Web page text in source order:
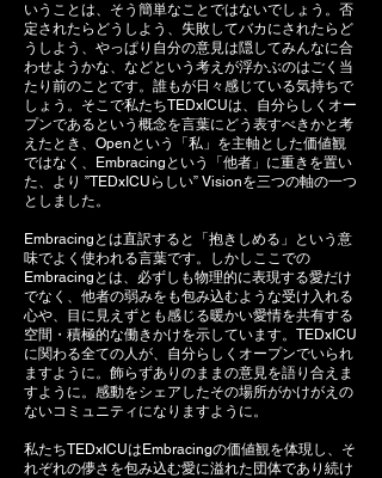
いうことは、そう簡単なことではないでしょう。否
定されたらどうしよう、失敗してバカにされたらど
うしよう、やっぱり自分の意見は隠してみんなに合
わせようかな、などという考えが浮かぶのはごく当
たり前のことです。誰もが日々感じている気持ちで
しょう。そこで私たちTEDxICUは、自分らしくオー
プンであるという概念を言葉にどう表すべきかと考
えたとき、Openという「私」を主軸とした価値観
ではなく、Embracingという「他者」に重きを置い
た、より ”TEDxICUらしい” Visionを三つの軸の一つ
としました。
Embracingとは直訳すると「抱きしめる」という意
味でよく使われる言葉です。しかしここでの
Embracingとは、必ずしも物理的に表現する愛だけ
でなく、他者の弱みをも包み込むような受け入れる
心や、目に見えずとも感じる暖かい愛情を共有する
空間・積極的な働きかけを示しています。TEDxICU
に関わる全ての人が、自分らしくオープンでいられ
ますように。飾らずありのままの意見を語り合えま
すように。感動をシェアしたその場所がかけがえの
ないコミュニティになりますように。
私たちTEDxICUはEmbracingの価値観を体現し、そ
れぞれの儚さを包み込む愛に溢れた団体であり続け